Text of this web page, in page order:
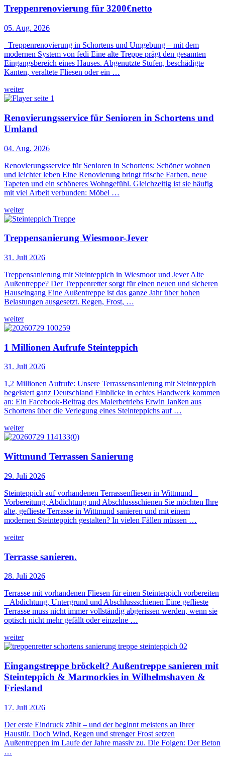
Treppenrenovierung für 3200€netto
05. Aug. 2026
Treppenrenovierung in Schortens und Umgebung – mit dem
modernen System von fedi Eine alte Treppe prägt den gesamten
Eingangsbereich eines Hauses. Abgenutzte Stufen, beschädigte
Kanten, veraltete Fliesen oder ein …
weiter
Renovierungsservice für Senioren in Schortens und
Umland
04. Aug. 2026
Renovierungsservice für Senioren in Schortens: Schöner wohnen
und leichter leben Eine Renovierung bringt frische Farben, neue
Tapeten und ein schöneres Wohngefühl. Gleichzeitig ist sie häufig
mit viel Arbeit verbunden: Möbel …
weiter
Treppensanierung Wiesmoor-Jever
31. Juli 2026
Treppensanierung mit Steinteppich in Wiesmoor und Jever Alte
Außentreppe? Der Treppenretter sorgt für einen neuen und sicheren
Hauseingang Eine Außentreppe ist das ganze Jahr über hohen
Belastungen ausgesetzt. Regen, Frost, …
weiter
1 Millionen Aufrufe Steinteppich
31. Juli 2026
1,2 Millionen Aufrufe: Unsere Terrassensanierung mit Steinteppich
begeistert ganz Deutschland Einblicke in echtes Handwerk kommen
an: Ein Facebook-Beitrag des Malerbetriebs Erwin Janßen aus
Schortens über die Verlegung eines Steinteppichs auf …
weiter
Wittmund Terrassen Sanierung
29. Juli 2026
Steinteppich auf vorhandenen Terrassenfliesen in Wittmund –
Vorbereitung, Abdichtung und Abschlussschienen Sie möchten Ihre
alte, geflieste Terrasse in Wittmund sanieren und mit einem
modernen Steinteppich gestalten? In vielen Fällen müssen …
weiter
Terrasse sanieren.
28. Juli 2026
Terrasse mit vorhandenen Fliesen für einen Steinteppich vorbereiten
– Abdichtung, Untergrund und Abschlussschienen Eine geflieste
Terrasse muss nicht immer vollständig abgerissen werden, wenn sie
optisch nicht mehr gefällt oder einzelne …
weiter
Eingangstreppe bröckelt? Außentreppe sanieren mit
Steinteppich & Marmorkies in Wilhelmshaven &
Friesland
17. Juli 2026
Der erste Eindruck zählt – und der beginnt meistens an Ihrer
Haustür. Doch Wind, Regen und strenger Frost setzen
Außentreppen im Laufe der Jahre massiv zu. Die Folgen: Der Beton
…